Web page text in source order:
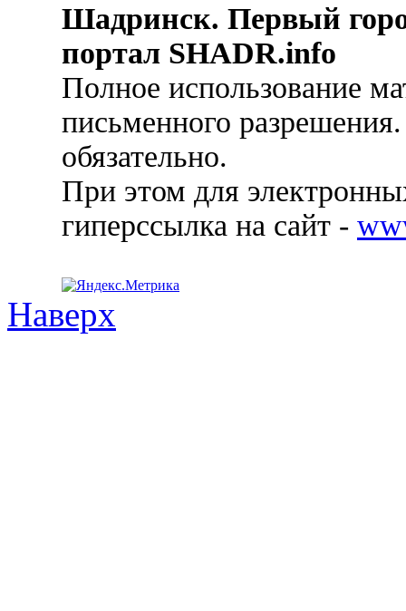
Шадринск. Первый
портал SHADR.info
Полное использование
письменного
обязательно.
При этом для
гиперссылка на сайт -
Наверх